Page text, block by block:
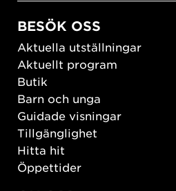
BESÖK OSS
Aktuella utställningar
Aktuellt program
Butik
Barn och unga
Guidade visningar
Tillgänglighet
Hitta hit
Öppettider